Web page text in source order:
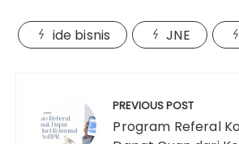
a
i
p
y
k
c
e
o
t
r
n
t
e
a
t
p
b
ide bisnis JNE
pos PREVIOUS POST
Program Referal